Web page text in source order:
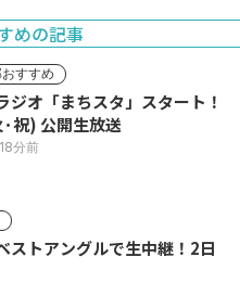
めの記事
すすめ
ジオ「まちスタ」スタート！
祝) 公開生放送
分前
ストアングルで生中継！2日